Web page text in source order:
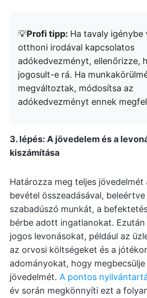
💡Profi tipp: Ha tavaly igénybe
otthoni irodával kapcsolatos
adókedvezményt, ellenőrizze,
jogosult-e rá. Ha
megváltoztak, módosítsa az
adókedvezményt ennek
3. lépés: A jövedelem és a
kiszámítása
Határozza meg teljes jövedelmét
bevétel összeadásával,
szabadúszó munkát, a
bérbe adott ingatlanokat. Ezután
jogos levonásokat, például az
az orvosi költségeket és a
adományokat, hogy
jövedelmét. A pontos
év során megkönnyíti ezt a